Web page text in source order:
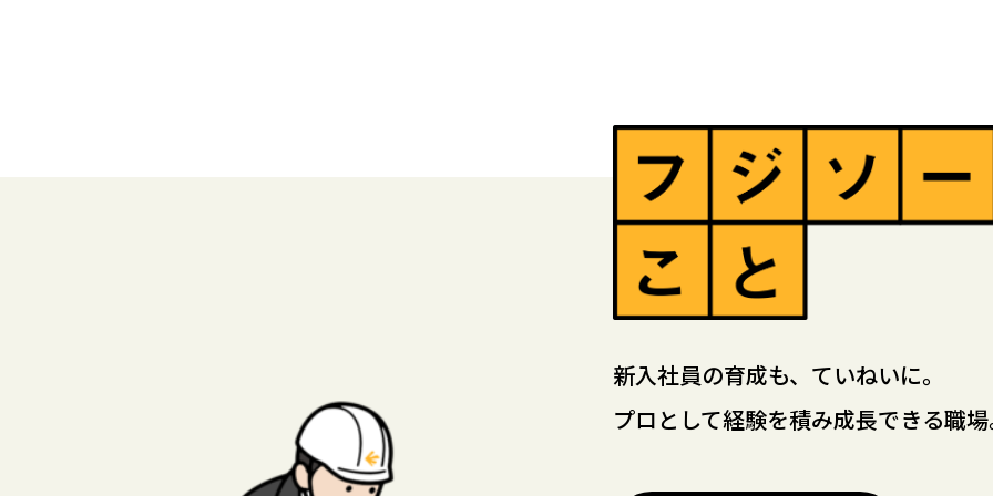
新入社員の育成も、ていねいに。
プロとして経験を積み成長できる職